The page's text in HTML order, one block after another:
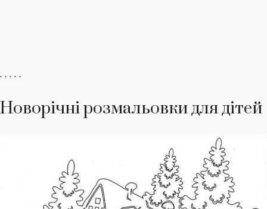
. . . . .
Новорічні розмальовки для дітей